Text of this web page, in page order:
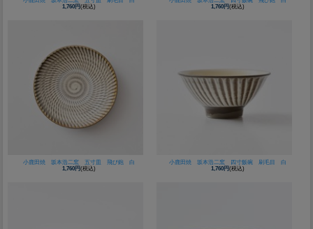
1,760円(税込)
1,760円(税込)
小鹿田焼 坂本浩二窯 五寸皿 飛び鉋 白
1,760円(税込)
小鹿田焼 坂本浩二窯 四寸飯碗 刷毛目 白
1,760円(税込)